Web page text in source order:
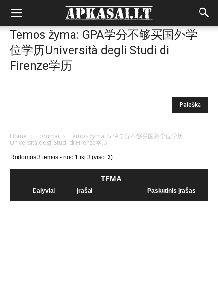
Temos žyma: GPA学分不够买国外学
位学历Università degli Studi di
Firenze学历
Home › Forumai › Temos žyma: GPA学分不够买国外学位学历
Università degli Studi di Firenze学历
Rodomos 3 temos - nuo 1 iki 3 (viso: 3)
TEMA
Dalyviai Įrašai Paskutinis įrašas